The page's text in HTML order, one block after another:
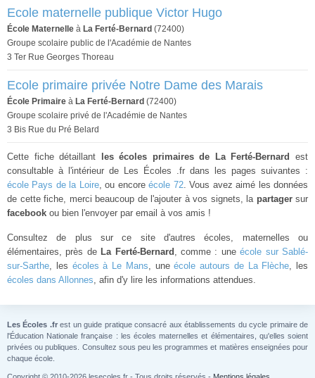
Ecole maternelle publique Victor Hugo
École Maternelle à La Ferté-Bernard (72400)
Groupe scolaire public de l'Académie de Nantes
3 Ter Rue Georges Thoreau
Ecole primaire privée Notre Dame des Marais
École Primaire à La Ferté-Bernard (72400)
Groupe scolaire privé de l'Académie de Nantes
3 Bis Rue du Pré Belard
Cette fiche détaillant les écoles primaires de La Ferté-Bernard
est
consultable à l'intérieur de Les Écoles .fr dans les pages suivantes :
école Pays de la Loire, ou encoreécole 72. Vous avez aimé les données
de cette fiche, merci beaucoup de l'ajouter à vos signets, la partagersur
facebook ou bien l'envoyer par email à vos amis !
Consultez de plus sur ce site d'autres écoles, maternelles ou
élémentaires, près de La Ferté-Bernard , comme : uneécole sur Sablé-
sur-Sarthe, les écoles à Le Mans, uneécole autours de La Flèche, les
écoles dans Allonnes, afin d'y lire les informations attendues.
Les Écoles .frest un guide pratique consacré aux établissements du cycle primaire de
l'Éducation Nationale française : les écoles maternelles et élémentaires, qu'elles soient
privées ou publiques. Consultez sous peu les programmes et matières enseignées pour
chaque école.